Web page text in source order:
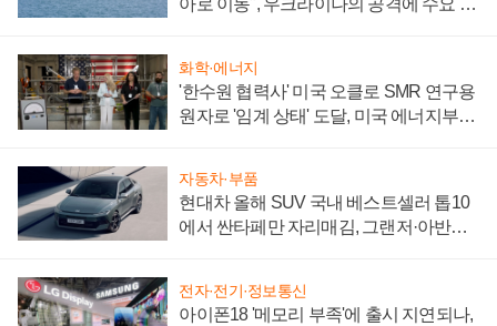
아로 이동", 우크라이나의 공격에 수요 늘
화학·에너지
'한수원 협력사' 미국 오클로 SMR 연구용
원자로 '임계 상태' 도달, 미국 에너지부
자동차·부품
현대차 올해 SUV 국내 베스트셀러 톱10
에서 싼타페만 자리매김, 그랜저·아반떼
전자·전기·정보통신
아이폰18 '메모리 부족'에 출시 지연되나,